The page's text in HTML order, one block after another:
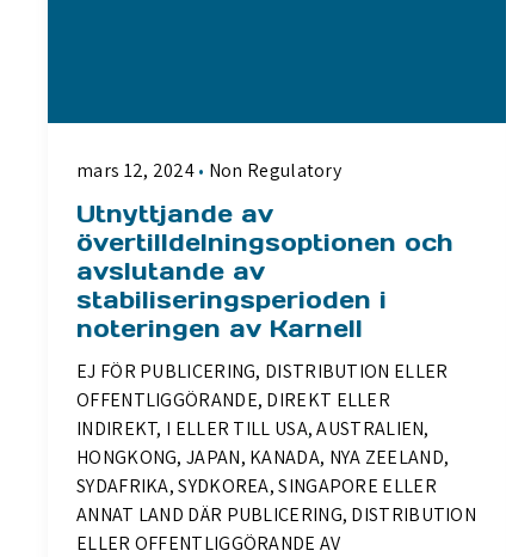
mars 12, 2024 Non Regulatory
Utnyttjande av
övertilldelningsoptionen och
avslutande av
stabiliseringsperioden i
noteringen av Karnell
EJ FÖR PUBLICERING, DISTRIBUTION ELLER
OFFENTLIGGÖRANDE, DIREKT ELLER
INDIREKT, I ELLER TILL USA, AUSTRALIEN,
HONGKONG, JAPAN, KANADA, NYA ZEELAND,
SYDAFRIKA, SYDKOREA, SINGAPORE ELLER
ANNAT LAND DÄR PUBLICERING, DISTRIBUTION
ELLER OFFENTLIGGÖRANDE AV